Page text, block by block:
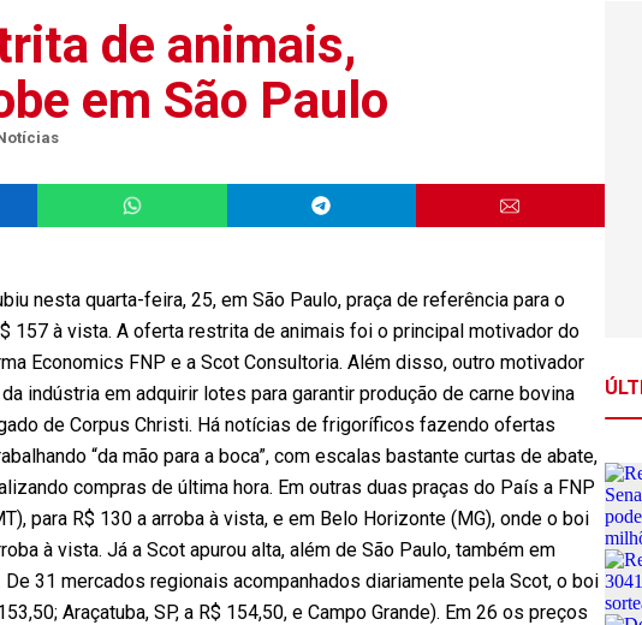
de animais,
em São Paulo
nesta quarta-feira, 25, em São Paulo, praça de referência para o
157 à vista. A oferta restrita de animais foi o principal motivador do
Economics FNP e a Scot Consultoria. Além disso, outro motivador
indústria em adquirir lotes para garantir produção de carne bovina
de Corpus Christi. Há notícias de frigoríficos fazendo ofertas
“da mão para a boca”, com escalas bastante curtas de abate,
compras de última hora. Em outras duas praças do País a FNP
para R$ 130 a arroba à vista, e em Belo Horizonte (MG), onde o boi
à vista. Já a Scot apurou alta, além de São Paulo, também em
De 31 mercados regionais acompanhados diariamente pela Scot, o boi
Araçatuba, SP, a R$ 154,50, e Campo Grande). Em 26 os preços